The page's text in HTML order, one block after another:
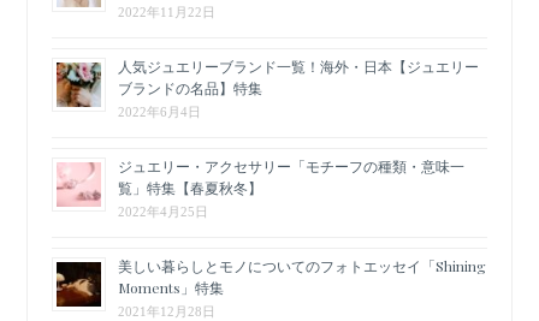
2022年11月22日
人気ジュエリーブランド一覧！海外・日本【ジュエリー
ブランドの名品】特集
2022年6月4日
ジュエリー・アクセサリー「モチーフの種類・意味一
覧」特集【春夏秋冬】
2022年4月25日
美しい暮らしとモノについてのフォトエッセイ「Shining
Moments」特集
2021年12月28日